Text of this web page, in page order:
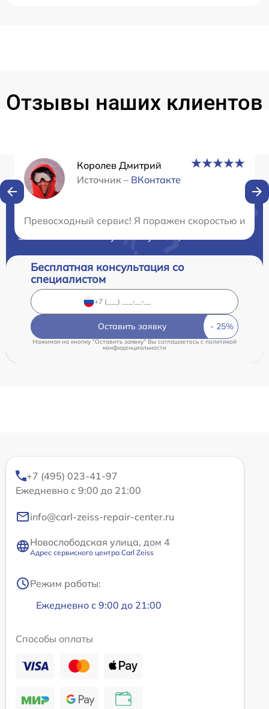
Отзывы наших клиентов
Королев Дмитрий
Источник – ВКонтакте
Превосходный сервис! Я поражен скоростью и
Нужна консультация?
Закажите бесплатную консультацию
Бесплатная консультация со
специалистом
Оставить заявку
Нажимая на кнопку "Оставить заявку" Вы соглашаетесь cполитикой
конфиденциальности
+7 (495) 023-41-97
Ежедневно с 9:00 до 21:00
info@carl-zeiss-repair-center.ru
Новослободская улица, дом 4
Адрес сервисного центра Carl Zeiss
Режим работы:
Ежедневно с 9:00 до 21:00
Способы оплаты